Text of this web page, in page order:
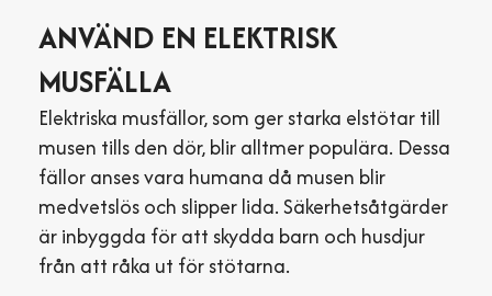
ANVÄND EN ELEKTRISK
MUSFÄLLA
Elektriska musfällor, som ger starka elstötar till
musen tills den dör, blir alltmer populära. Dessa
fällor anses vara humana då musen blir
medvetslös och slipper lida. Säkerhetsåtgärder
är inbyggda för att skydda barn och husdjur
från att råka ut för stötarna.